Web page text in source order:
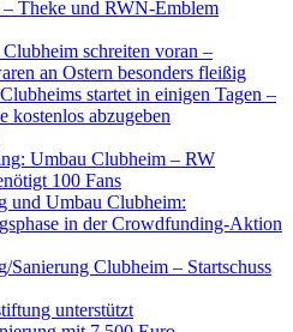
– Theke und RWN-Emblem
schreiten voran –
an Ostern besonders fleißig
startet in einigen Tagen –
kostenlos abzugeben
Umbau Clubheim – RW
100 Fans
und Umbau Clubheim:
in der Crowdfunding-Aktion
Sanierung Clubheim – Startschuss
unterstützt